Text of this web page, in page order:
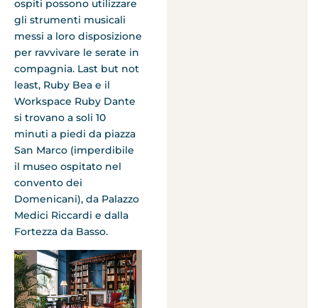
ospiti possono utilizzare
gli strumenti musicali
messi a loro disposizione
per ravvivare le serate in
compagnia. Last but not
least, Ruby Bea e il
Workspace Ruby Dante
si trovano a soli 10
minuti a piedi da piazza
San Marco (imperdibile
il museo ospitato nel
convento dei
Domenicani), da Palazzo
Medici Riccardi e dalla
Fortezza da Basso.